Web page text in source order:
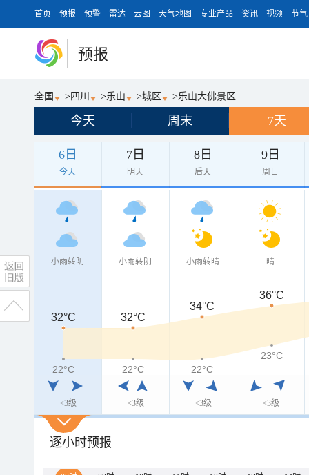
首页 预报 预警 雷达 云图 天气地图 专业产品 资讯 视频 节气
预报
全国 > 四川 >乐山 >城区 >乐山大佛景区
今天 周末 7天
6日
今天
7日
明天
8日
后天
9日
周日
小雨转阴
<3级
小雨转阴
<3级
小雨转晴
<3级
晴
<3级
32°C 32°C
34°C
36°C
22°C 22°C 22°C
23°C
逐小时预报